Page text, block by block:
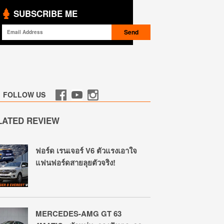
SUBSCRIBE ME
FOLLOW US
REVIEW
ฟอร์ด เรนเจอร์ V6 ตัวแรงเอาใจ
แฟนฟอร์ดสายลุยตัวจริง!
MERCEDES-AMG GT 63